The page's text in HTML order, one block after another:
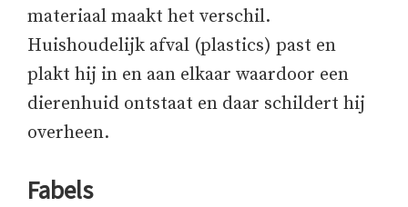
materiaal maakt het verschil.
Huishoudelijk afval (plastics) past en
plakt hij in en aan elkaar waardoor een
dierenhuid ontstaat en daar schildert hij
overheen.
Fabels